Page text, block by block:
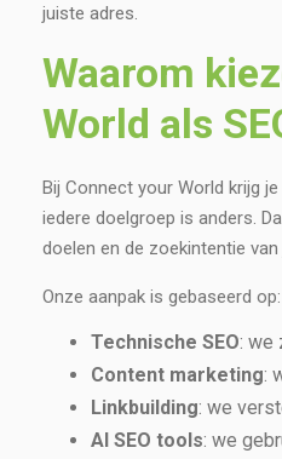
juiste adres.
Waarom
World als
Bij Connect your World krijg
iedere doelgroep is anders.
doelen en de zoekintentie
Onze aanpak is gebaseerd op:
Technische SEO: we
Content marketing:
Linkbuilding: we
AI SEO tools: we